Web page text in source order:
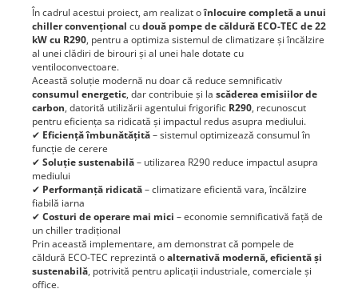
În cadrul acestui proiect, am realizat oînlocuire completă a unui
chiller convențional cudouă pompe de căldură ECO-TEC de 22
kW cu R290, pentru a optimiza sistemul de climatizare și încălzire
al unei clădiri de birouri și al unei hale dotate cu
ventiloconvectoare.
Această soluție modernă nu doar că reduce semnificativ
consumul energetic, dar contribuie și la scăderea emisiilor de
carbon, datorită utilizării agentului frigorific R290, recunoscut
pentru eficiența sa ridicată și impactul redus asupra mediului.
✔ Eficiență îmbunătățită– sistemul optimizează consumul în
funcție de cerere
✔ Soluție sustenabilă– utilizarea R290 reduce impactul asupra
mediului
✔ Performanță ridicată– climatizare eficientă vara, încălzire
fiabilă iarna
✔ Costuri de operare mai mici – economie semnificativă față de
un chiller tradițional
Prin această implementare, am demonstrat că pompele de
căldură ECO-TEC reprezintă oalternativă modernă, eficientă și
sustenabilă, potrivită pentru aplicații industriale, comerciale și
office.